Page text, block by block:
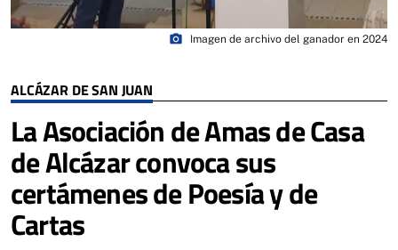
ALCÁZAR DE SAN JUAN
La Asociación de Amas de Casa
de Alcázar convoca sus
certámenes de Poesía y de
Cartas
photo_camera Imagen de archivo del ganador en 2024